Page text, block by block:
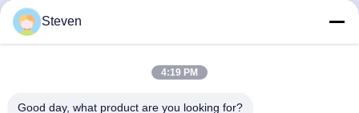
Подпишитесь на нашу информационную рассылку для
Steven
4:19 PM
Good day, what product are you looking for?